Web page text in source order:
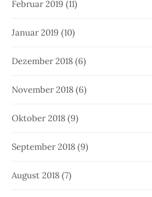
Februar 2019 (11)
Januar 2019 (10)
Dezember 2018 (6)
November 2018 (6)
Oktober 2018 (9)
September 2018 (9)
August 2018 (7)